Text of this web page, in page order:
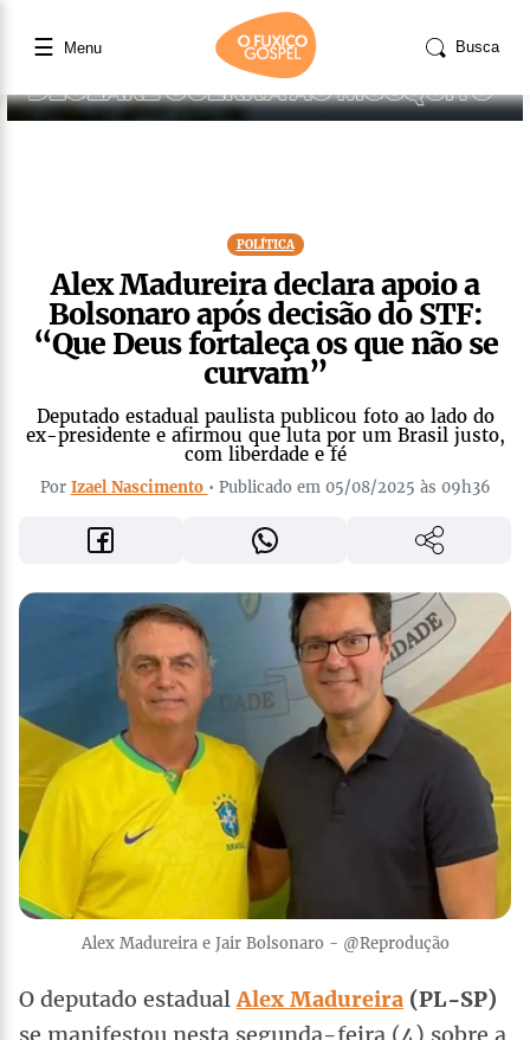
☰ Menu Busca
POLÍTICA
Alex Madureira declara apoio a
Bolsonaro após decisão do STF:
“Que Deus fortaleça os que não se
curvam”
Deputado estadual paulista publicou foto ao lado do
ex-presidente e afirmou que luta por um Brasil justo,
com liberdade e fé
Por Izael Nascimento • Publicado em 05/08/2025 às 09h36
Alex Madureira e Jair Bolsonaro - @Reprodução
O deputado estadualAlex Madureira (PL-SP)